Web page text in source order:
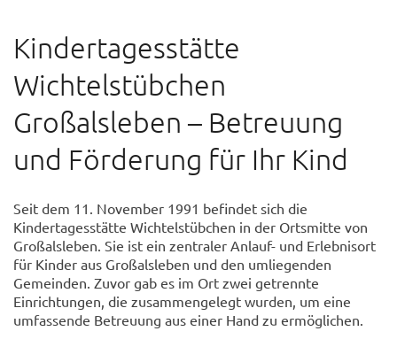
Kindertagesstätte
Wichtelstübchen
Großalsleben – Betreuung
und Förderung für Ihr Kind
Seit dem 11. November 1991 befindet sich die
Kindertagesstätte Wichtelstübchen in der Ortsmitte von
Großalsleben. Sie ist ein zentraler Anlauf- und Erlebnisort
für Kinder aus Großalsleben und den umliegenden
Gemeinden. Zuvor gab es im Ort zwei getrennte
Einrichtungen, die zusammengelegt wurden, um eine
umfassende Betreuung aus einer Hand zu ermöglichen.